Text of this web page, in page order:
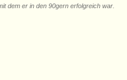
dem er in den 90gern erfolgreich war.